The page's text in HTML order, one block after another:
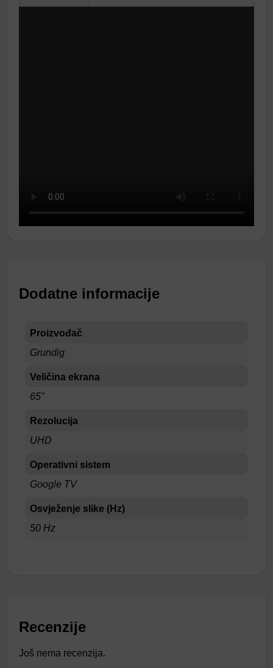
Dodatne informacije
Proizvođač
Grundig
Veličina ekrana
65"
Rezolucija
UHD
Operativni sistem
Google TV
Osvježenje slike (Hz)
50 Hz
Recenzije
Još nema recenzija.